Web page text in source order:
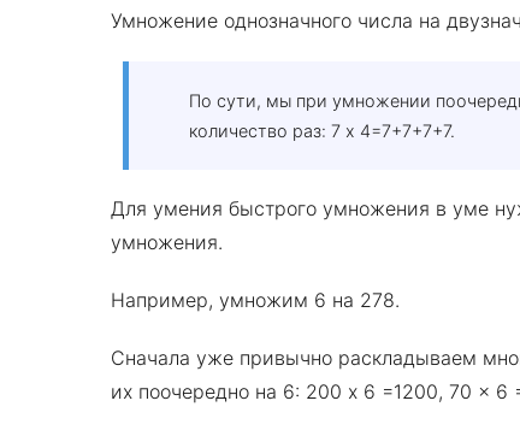
Умножение однозначного числа на
По сути, мы при умножении
количество раз: 7 x 4=7+7+7+7.
Для умения быстрого умножения в уме
умножения.
Например, умножим 6 на 278.
Сначала уже привычно раскладываем
их поочередно на 6: 200 x 6 =1200, 70 x 6